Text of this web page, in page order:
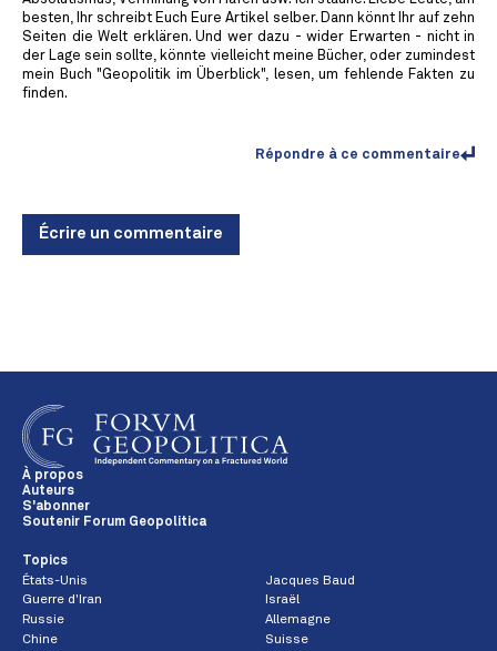
besten, Ihr schreibt Euch Eure Artikel selber. Dann könnt Ihr auf zehn
Seiten die Welt erklären. Und wer dazu - wider Erwarten - nicht in
der Lage sein sollte, könnte vielleicht meine Bücher, oder zumindest
mein Buch "Geopolitik im Überblick", lesen, um fehlende Fakten zu
finden.
Répondre à ce commentaire
Écrire un commentaire
À propos
Auteurs
S'abonner
Soutenir Forum Geopolitica
Topics
États-Unis
Jacques Baud
Guerre d'Iran
Israël
Russie
Allemagne
Chine
Suisse